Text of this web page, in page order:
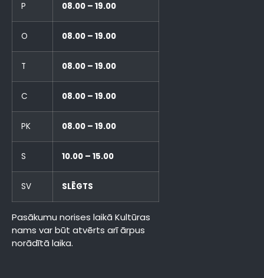
P 08.00 – 19.00
O 08.00 – 19.00
T 08.00 – 19.00
C 08.00 – 19.00
PK 08.00 – 19.00
S 10.00 – 15.00
SV SLĒGTS
Pasākumu norises laikā Kultūras
nams var būt atvērts arī ārpus
norādītā laika.